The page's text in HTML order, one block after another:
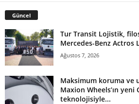
Güncel
Tur Transit Lojistik,
Mercedes-Benz Actros
Ağustos 7, 2026
Maksimum koruma ve
Maxion Wheels’ın yeni
teknolojisiyle...